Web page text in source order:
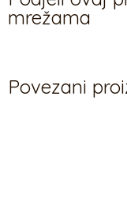
mrežama
Povezani